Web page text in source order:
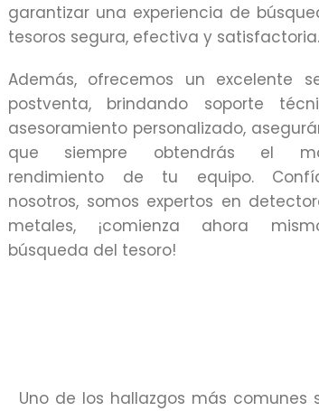
garantizar una experiencia de
tesoros segura, efectiva y satisfactoria.
Además, ofrecemos un excelente
postventa, brindando soporte
asesoramiento personalizado,
que siempre obtendrás el
rendimiento de tu equipo.
nosotros, somos expertos en
metales, ¡comienza ahora
búsqueda del tesoro!
Uno de los hallazgos más comunes